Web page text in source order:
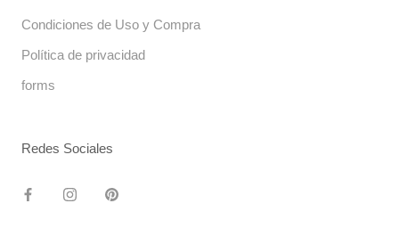
Condiciones de Uso y Compra
Política de privacidad
forms
Redes Sociales